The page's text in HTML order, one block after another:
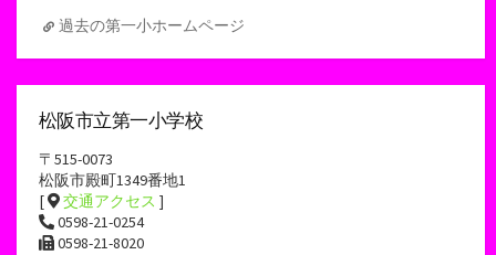
過去の第一小ホームページ
松阪市立第一小学校
〒515-0073
松阪市殿町1349番地1
[
交通アクセス ]
0598-21-0254
0598-21-8020